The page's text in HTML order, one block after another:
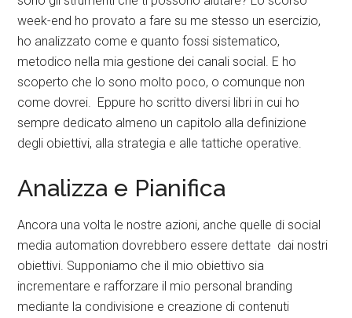
week-end ho provato a fare su me stesso un esercizio,
ho analizzato come e quanto fossi sistematico,
metodico nella mia gestione dei canali social. E ho
scoperto che lo sono molto poco, o comunque non
come dovrei. Eppure ho scritto diversi libri in cui ho
sempre dedicato almeno un capitolo alla definizione
degli obiettivi, alla strategia e alle tattiche operative.
Analizza e Pianifica
Ancora una volta le nostre azioni, anche quelle di social
media automation dovrebbero essere dettate dai nostri
obiettivi. Supponiamo che il mio obiettivo sia
incrementare e rafforzare il mio personal branding
mediante la condivisione e creazione di contenuti